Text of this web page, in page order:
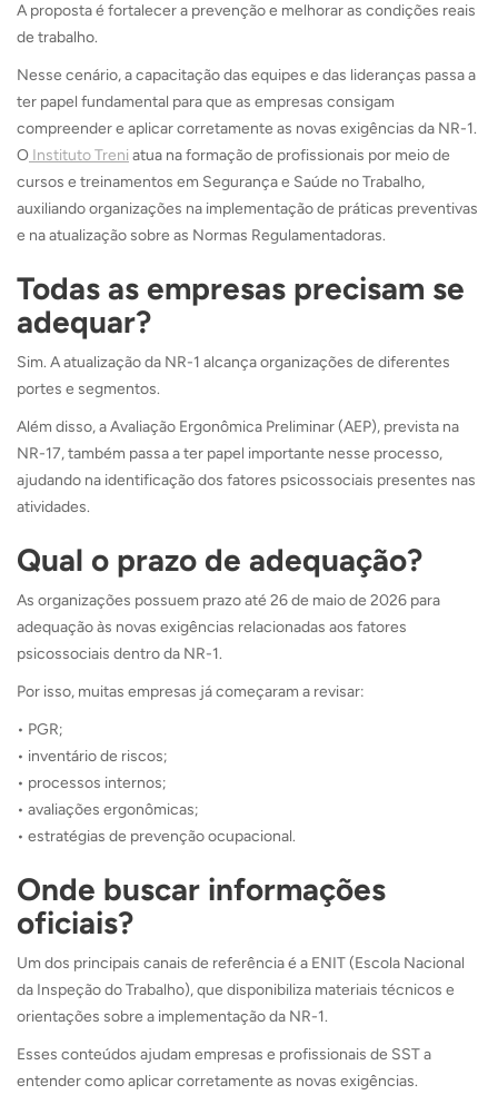
A proposta é fortalecer a prevenção e melhorar as condições reais
de trabalho.
Nesse cenário, a capacitação das equipes e das lideranças passa a
ter papel fundamental para que as empresas consigam
compreender e aplicar corretamente as novas exigências da NR-1.
O Instituto Treni atua na formação de profissionais por meio de
cursos e treinamentos em Segurança e Saúde no Trabalho,
auxiliando organizações na implementação de práticas preventivas
e na atualização sobre as Normas Regulamentadoras.
Todas as empresas precisam se
adequar?
Sim. A atualização da NR-1 alcança organizações de diferentes
portes e segmentos.
Além disso, a Avaliação Ergonômica Preliminar (AEP), prevista na
NR-17, também passa a ter papel importante nesse processo,
ajudando na identificação dos fatores psicossociais presentes nas
atividades.
Qual o prazo de adequação?
As organizações possuem prazo até 26 de maio de 2026 para
adequação às novas exigências relacionadas aos fatores
psicossociais dentro da NR-1.
Por isso, muitas empresas já começaram a revisar:
• PGR;
• inventário de riscos;
• processos internos;
• avaliações ergonômicas;
• estratégias de prevenção ocupacional.
Onde buscar informações
oficiais?
Um dos principais canais de referência é a ENIT (Escola Nacional
da Inspeção do Trabalho), que disponibiliza materiais técnicos e
orientações sobre a implementação da NR-1.
Esses conteúdos ajudam empresas e profissionais de SST a
entender como aplicar corretamente as novas exigências.